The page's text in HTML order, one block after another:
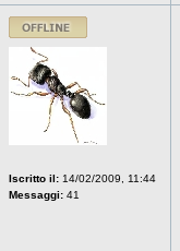
Iscritto il: 14/02/2009, 11:44
Messaggi: 41